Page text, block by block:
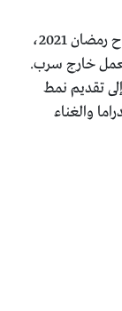
لم يكن تألق حمادة هلال الأخير في مسلسل المداح رمضان ‏2021،
خارج ‏سرب.
تقديم نمط
والغناء